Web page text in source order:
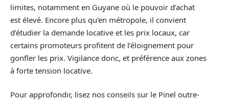
limites, notamment en Guyane où le pouvoir d’achat
est élevé. Encore plus qu’en métropole, il convient
d’étudier la demande locative et les prix locaux, car
certains promoteurs profitent de l’éloignement pour
gonfler les prix. Vigilance donc, et préférence aux zones
à forte tension locative.
Pour approfondir, lisez nos conseils sur le Pinel outre-